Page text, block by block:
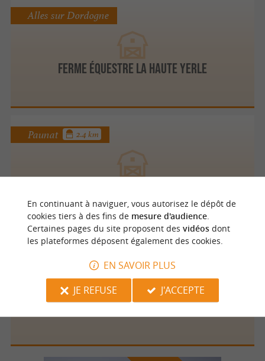
Ferme Équestre la Haute Yerle
Alles sur Dordogne
Paunat 2.4 km
UN ANGE PASSE
En continuant à naviguer, vous autorisez le dépôt de
cookies tiers à des fins de mesure d'audience.
Certaines pages du site proposent des vidéosdont
les plateformes déposent également des cookies.
EN SAVOIR PLUS
JE REFUSE
J'ACCEPTE